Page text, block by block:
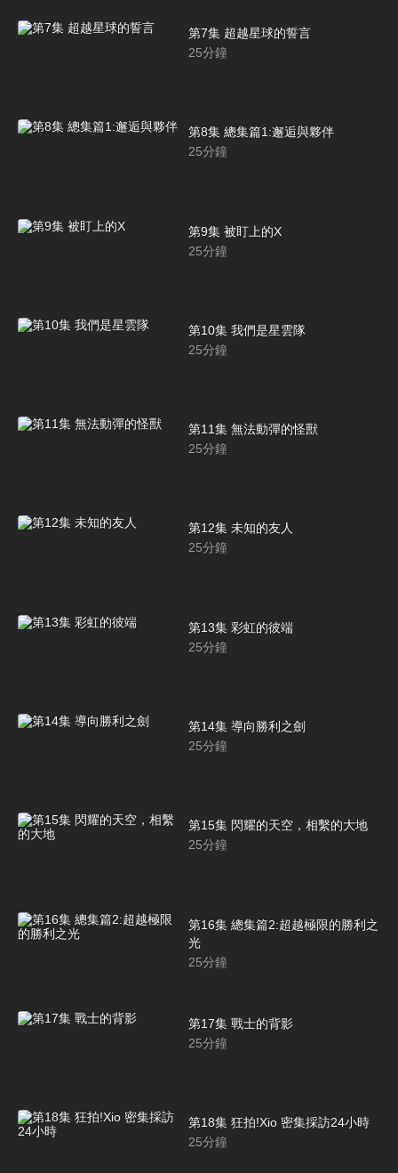
第7集 超越星球的誓言
25分鐘
第8集 總集篇1:邂逅與夥伴
25分鐘
第9集 被盯上的X
25分鐘
第10集 我們是星雲隊
25分鐘
第11集 無法動彈的怪獸
25分鐘
第12集 未知的友人
25分鐘
第13集 彩虹的彼端
25分鐘
第14集 導向勝利之劍
25分鐘
第15集 閃耀的天空，相繫的大地
25分鐘
第16集 總集篇2:超越極限的勝利之
光
25分鐘
第17集 戰士的背影
25分鐘
第18集 狂拍!Xio 密集採訪24小時
25分鐘